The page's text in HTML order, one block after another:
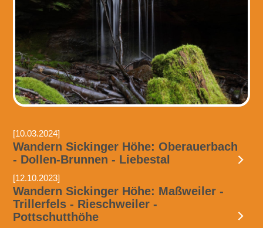
[10.03.2024]
Wandern Sickinger Höhe: Oberauerbach
- Dollen-Brunnen - Liebestal
[12.10.2023]
Wandern Sickinger Höhe: Maßweiler -
Trillerfels - Rieschweiler -
Pottschutthöhe